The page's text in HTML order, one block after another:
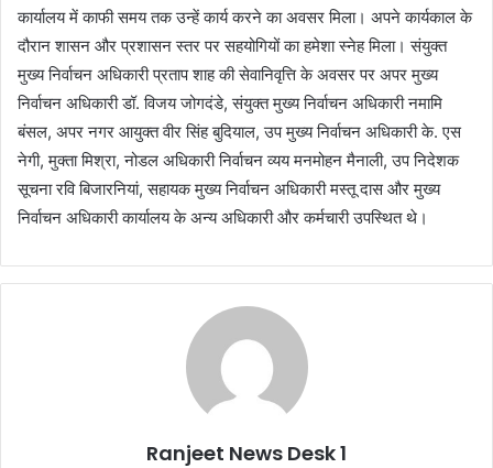
कार्यालय में काफी समय तक उन्हें कार्य करने का अवसर मिला। अपने कार्यकाल के
दौरान शासन और प्रशासन स्तर पर सहयोगियों का हमेशा स्नेह मिला। संयुक्त
मुख्य निर्वाचन अधिकारी प्रताप शाह की सेवानिवृत्ति के अवसर पर अपर मुख्य
निर्वाचन अधिकारी डॉ. विजय जोगदंडे, संयुक्त मुख्य निर्वाचन अधिकारी नमामि
बंसल, अपर नगर आयुक्त वीर सिंह बुदियाल, उप मुख्य निर्वाचन अधिकारी के. एस
नेगी, मुक्ता मिश्रा, नोडल अधिकारी निर्वाचन व्यय मनमोहन मैनाली, उप निदेशक
सूचना रवि बिजारनियां, सहायक मुख्य निर्वाचन अधिकारी मस्तू दास और मुख्य
निर्वाचन अधिकारी कार्यालय के अन्य अधिकारी और कर्मचारी उपस्थित थे।
Ranjeet News Desk 1